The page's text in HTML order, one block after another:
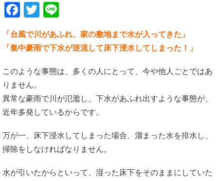
Facebook
Twitter
「台風で川があふれ、家の敷地まで水が入ってきた」
「集中豪雨で下水が逆流して床下浸水してしまった！」
このような事態は、多くの人にとって、今や他人ごとではあ
りません。
異常な豪雨で川が氾濫し、下水があふれ出すような事態が、
近年多発しているからです。
万が一、床下浸水してしまった場合、溜まった水を排水し、
掃除をしなければなりません。
水が引いたからといって、湿った床下をそのままにしていた